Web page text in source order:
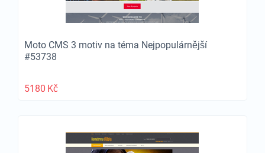
Moto CMS 3 motiv na téma Nejpopulárnější
#53738
5180 Kč